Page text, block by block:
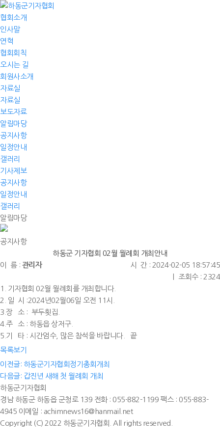
협회소개
인사말
연혁
협회회칙
오시는 길
회원사소개
자료실
자료실
보도자료
알림마당
공지사항
일정안내
갤러리
기사제보
공지사항
일정안내
갤러리
알림마당
공지사항
하동군 기자협회 02월 월례회 개최안내
이 름 : 관리자
시 간 : 2024-02-05 18:57:45
조회수 : 2324
1. 기자협회 02월 월례회를 개최합니다.
2. 일 시 :2024년02월06일 오전 11시.
3.장 소 : 부두횟집.
4.주 소 : 하동읍 상저구.
5.기 타 : 시간엄수, 많은 참석을 바랍니다. 끝
목록보기
이전글: 하동군기자협회정기총회개최
다음글: 갑진년 새해 첫 월례회 개최
하동군기자협회
경남 하동군 하동읍 군청로 139 전화 : 055-882-1199 팩스 : 055-883-
4945 이메일 : achimnews16@hanmail.net
Copyright (C) 2022 하동군기자협회. All rights reserved.